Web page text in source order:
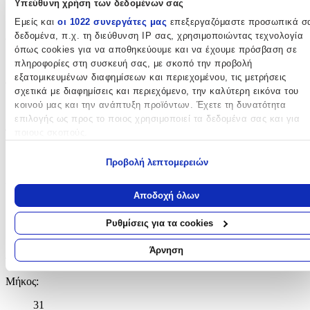
Υπεύθυνη χρήση των δεδομένων σας
Εμείς και οι 1022 συνεργάτες μας επεξεργαζόμαστε προσωπικά
δεδομένα, π.χ. τη διεύθυνση IP σας, χρησιμοποιώντας τεχνολογία
όπως cookies για να αποθηκεύουμε και να έχουμε πρόσβαση σε
πληροφορίες στη συσκευή σας, με σκοπό την προβολή
εξατομικευμένων διαφημίσεων και περιεχομένου, τις μετρήσεις
σχετικά με διαφημίσεις και περιεχόμενο, την καλύτερη εικόνα του
κοινού μας και την ανάπτυξη προϊόντων. Έχετε τη δυνατότητα
επιλογής ως προς το ποιος χρησιμοποιεί τα δεδομένα σας και για
Εάν μας επιτρέπετε, θα θέλαμε επίσης:
τοποθεσία, οι οποίες μπορεί να είναι ακριβείς σε απόσταση
Να αναγνωρίσουμε τη συσκευή σας σαρώνοντας ενεργά για
συγκεκριμένα χαρακτηριστικά (δακτυλικό αποτύπωμα)
Μάθετε περισσότερα σχετικά με τον τρόπο επεξεργασίας των
προσωπικών σας δεδομένων και καθορίστε τις προτιμήσεις σας
ενότητα “Λεπτομέρειες”
τη συγκατάθεσή σας ανά πάσα στιγμή από τη Δήλωση Cookies.
Προβολή λεπτομερειών
Αποδοχή όλων
Ρυθμίσεις για τα cookies
Άρνηση
Φύλο:
Unisex
Πλάτης
Γυμνασίου - Λυκείου
Διαστάσεις
Μήκος:
31